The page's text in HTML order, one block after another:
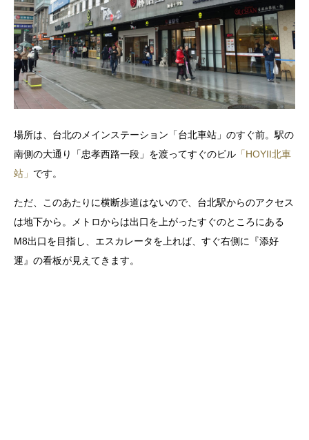
場所は、台北のメインステーション「台北車站」のすぐ前。駅の
南側の大通り「忠孝西路一段」を渡ってすぐのビル 「HOYII北車
站」 です。
ただ、このあたりに横断歩道はないので、台北駅からのアクセス
は地下から。メトロからは出口を上がったすぐのところにある
M8出口を目指し、エスカレータを上れば、すぐ右側に『添好
運』の看板が見えてきます。